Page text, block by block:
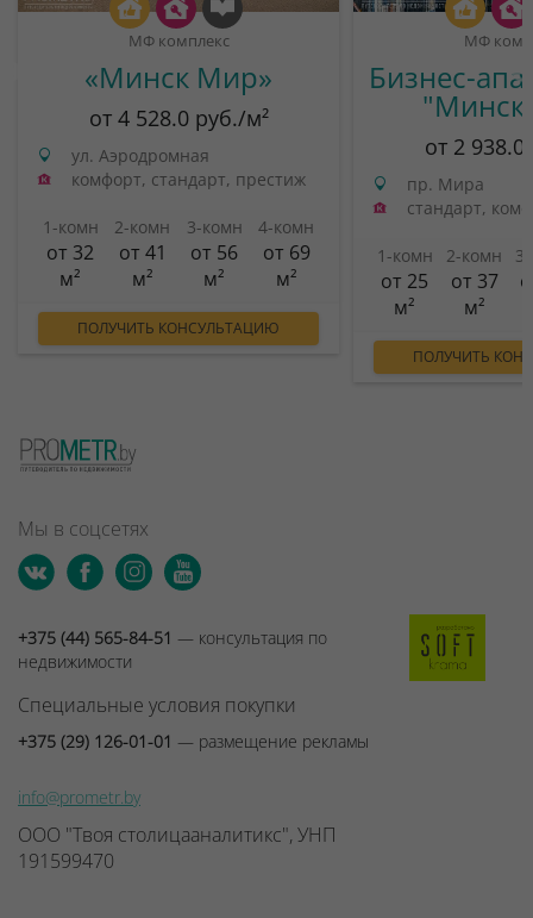
МФ комплекс
«Минск Мир»
от 4 528.0 руб./м²
ул. Аэродромная
комфорт, стандарт, престиж
1-комн
от 32
м²
2-комн
от 41
м²
3-комн
от 56
м²
4-комн
от 69
м²
ПОЛУЧИТЬ КОНСУЛЬТАЦИЮ
МФ
Бизнес-
от 2
пр. Мира
стандарт,
1-комн
от 25
м²
2-комн
от 37
м²
ПОЛУЧИТЬ
Мы в соцсетях
+375 (44) 565-84-51 — консультация по
недвижимости
Специальные условия покупки
+375 (29) 126-01-01 — размещение рекламы
info@prometr.by
ООО "Твоя столицааналитикс", УНП
191599470